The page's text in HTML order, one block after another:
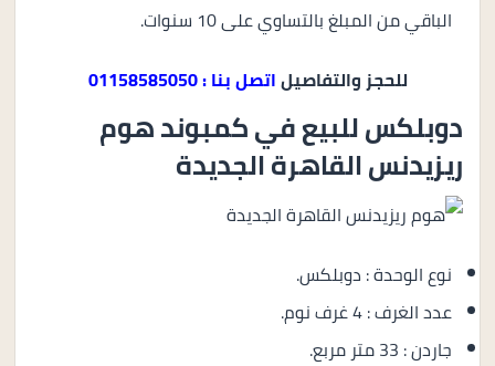
الباقي من المبلغ بالتساوي على 10 سنوات.
للحجز والتفاصيلاتصل بنا : 01158585050
دوبلكس للبيع في كمبوند هوم
ريزيدنس القاهرة الجديدة
نوع الوحدة : دوبلكس.
عدد الغرف : 4 غرف نوم.
جاردن : 33 متر مربع.